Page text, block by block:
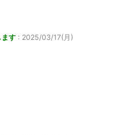
ます : 2025/03/17(月)